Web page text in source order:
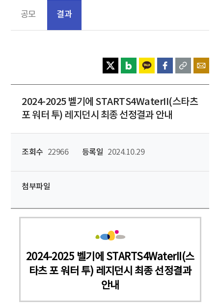
공모 결과
2024-2025 벨기에 STARTS4WaterII(스타츠
포 워터 투) 레지던시 최종 선정결과 안내
조회수 22966 등록일 2024.10.29
첨부파일
2024-2025 벨기에 STARTS4WaterII(스
타츠 포 워터 투) 레지던시 최종 선정결과
안내